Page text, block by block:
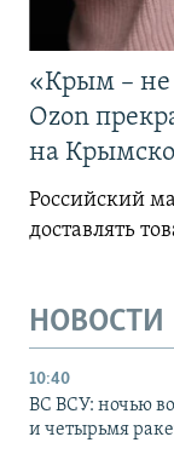
«Крым – не
Ozon
на
Российский
доставлять
НОВОСТИ
10:40
ВС ВСУ: ночью
и четырьмя